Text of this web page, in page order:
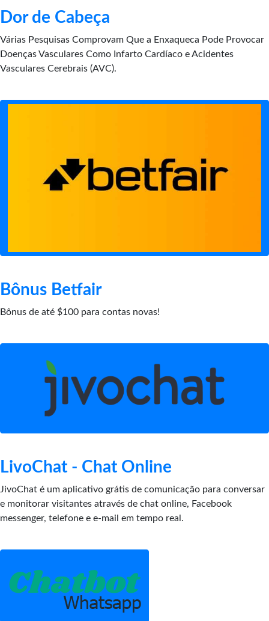
Dor de Cabeça
Várias Pesquisas Comprovam Que a Enxaqueca Pode Provocar
Doenças Vasculares Como Infarto Cardíaco e Acidentes
Vasculares Cerebrais (AVC).
Bônus Betfair
Bônus de até $100 para contas novas!
LivoChat - Chat Online
JivoChat é um aplicativo grátis de comunicação para conversar
e monitorar visitantes através de chat online, Facebook
messenger, telefone e e-mail em tempo real.